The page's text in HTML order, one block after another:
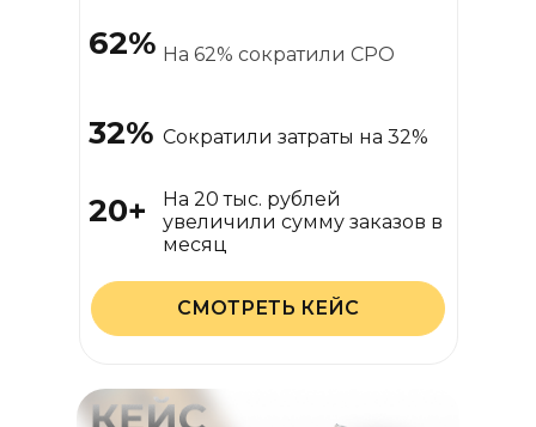
На 62% сократили CPO
62%
СМОТРЕТЬ КЕЙС
Сократили затраты на 32%
32%
На 20 тыс. рублей
увеличили сумму заказов в
месяц
20+